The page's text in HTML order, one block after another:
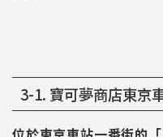
3-1. 寶可夢商店東京